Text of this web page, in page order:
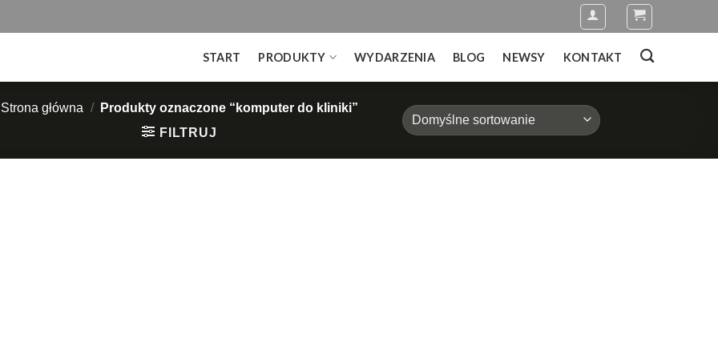
START PRODUKTY WYDARZENIA BLOG NEWSY KONTAKT
Strona główna /
Produkty oznaczone “komputer do kliniki”
FILTRUJ